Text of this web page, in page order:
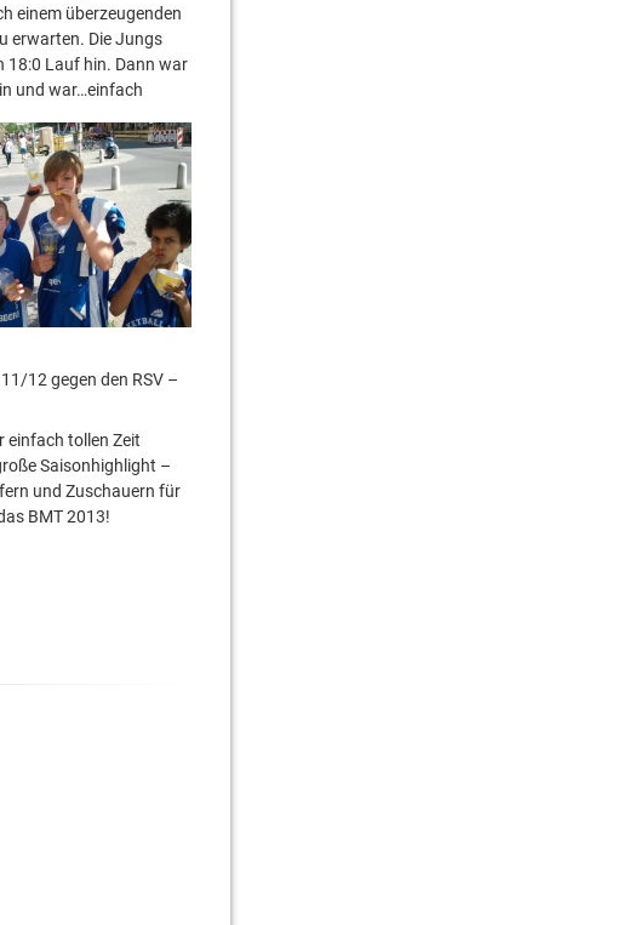
einem überzeugenden
erwarten. Die Jungs
18:0 Lauf hin. Dann war
und war…einfach
12 gegen den RSV –
einfach tollen Zeit
Saisonhighlight –
und Zuschauern für
BMT 2013!